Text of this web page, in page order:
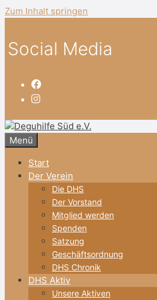
Zum Inhalt springen
Social Media
Menü
Start
Der Verein
Die DHS
Der Vorstand
Mitglied werden
Spenden
Satzung
Geschäftsordnung
DHS Chronik
DHS Aktiv
Unsere Aktiven